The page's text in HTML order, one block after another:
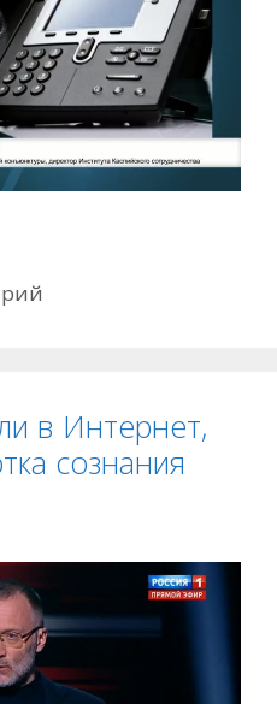
в Интернет,
сознания